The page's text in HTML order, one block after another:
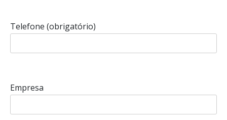
Telefone (obrigatório)
Empresa